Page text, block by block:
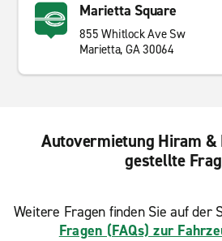
Marietta Square
855 Whitlock Ave Sw
Marietta, GA 30064
Autovermietung Hiram &
gestellte
Weitere Fragen finden Sie auf der
Fragen (FAQs) zur